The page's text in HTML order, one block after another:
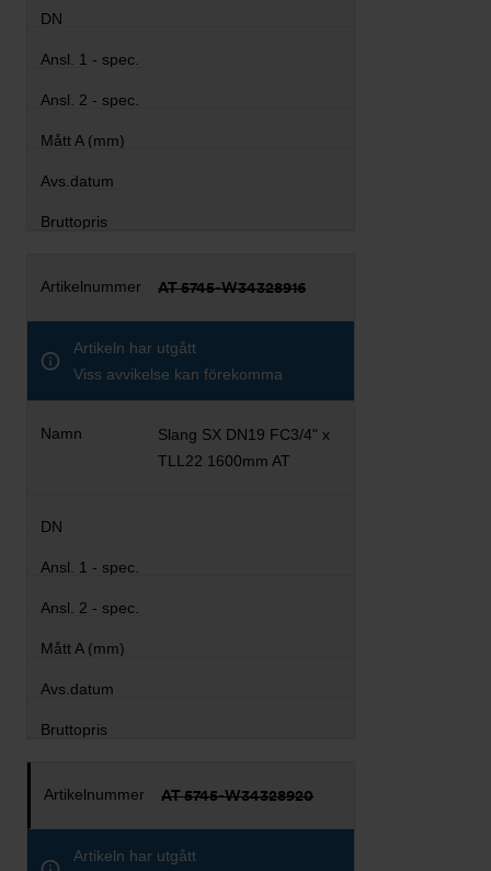
AT 5745-W34328916
Artikeln har utgått
Viss avvikelse kan förekomma
Slang SX DN19 FC3/4" x
TLL22 1600mm AT
AT 5745-W34328920
Artikeln har utgått